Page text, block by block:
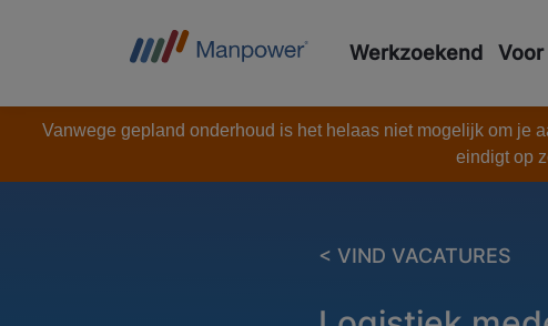
Werkzoekend
Vanwege gepland onderhoud is het helaas niet mogelijk om je
eindigt op
< VIND VACATURES